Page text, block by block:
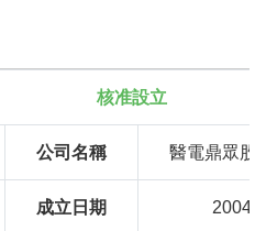
核准設立
公司名稱 醫電鼎眾股
成立日期 2004-